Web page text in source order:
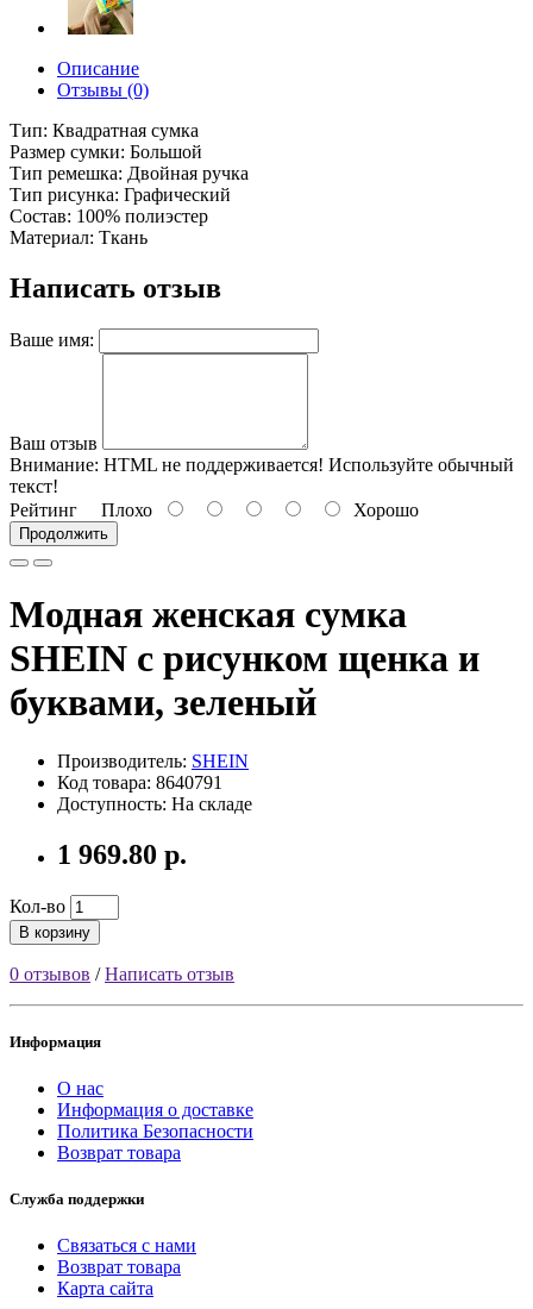
Описание
Отзывы (0)
Тип: Квадратная сумка
Размер сумки: Большой
Тип ремешка: Двойная ручка
Тип рисунка: Графический
Состав: 100% полиэстер
Материал: Ткань
Написать отзыв
Ваше имя:
Ваш отзыв
Внимание: HTML не поддерживается! Используйте обычный
текст!
Рейтинг Плохо Хорошо
Продолжить
Модная женская сумка
SHEIN с рисунком щенка и
буквами, зеленый
Производитель: SHEIN
Код товара: 8640791
Доступность: На складе
1 969.80 р.
Кол-во
В корзину
0 отзывов /Написать отзыв
Информация
О нас
Информация о доставке
Политика Безопасности
Возврат товара
Служба поддержки
Связаться с нами
Возврат товара
Карта сайта